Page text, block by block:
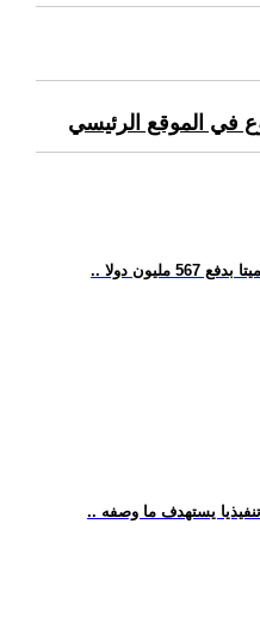
في الموقع الرئيسي
دولا
تنفيذيا يستهدف ما وصفه